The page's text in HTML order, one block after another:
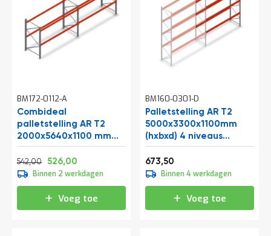
n
d
l
e
n
g
e
n
N
e
u
w
BM172-0112-A
Combideal
palletstelling AR T2
2000x5640x1100 mm
(hxbxd) 2 niveaus
1820kg/niv
Normale prijs
542,00 655,82
Vanaf
526,00
Binnen 2 werkdagen
Voeg toe
BM160-0301-D
Palletstelling AR T2
5000x3300x1100mm
(hxbxd) 4 niveaus
2415kg/niv
aanbouwsectie met
voorgemonteerde
frames
Vanaf
673,50
Binnen 4 werkdagen
Voeg toe